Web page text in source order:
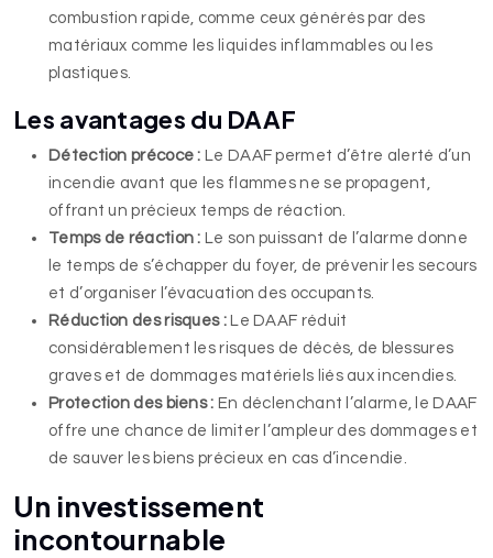
combustion rapide, comme ceux générés par des
matériaux comme les liquides inflammables ou les
plastiques.
Les avantages du DAAF
Détection précoce : Le DAAF permet d’être alerté d’un
incendie avant que les flammes ne se propagent,
offrant un précieux temps de réaction.
Temps de réaction : Le son puissant de l’alarme donne
le temps de s’échapper du foyer, de prévenir les secours
et d’organiser l’évacuation des occupants.
Réduction des risques : Le DAAF réduit
considérablement les risques de décès, de blessures
graves et de dommages matériels liés aux incendies.
Protection des biens : En déclenchant l’alarme, le DAAF
offre une chance de limiter l’ampleur des dommages et
de sauver les biens précieux en cas d’incendie.
Un investissement
incontournable